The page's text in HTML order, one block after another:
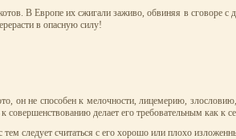
В Европе их сжигали заживо, обвиняя в сговоре
в опасную силу!
он не способен к мелочности, лицемерию,
делает его требовательным как к
следует считаться с его хорошо или плохо